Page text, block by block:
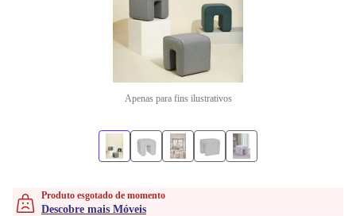
Apenas para fins ilustrativos
Produto esgotado de momento
Descobre mais Móveis